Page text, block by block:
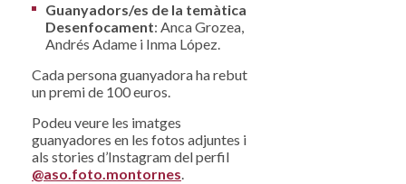
Guanyadors/es de la temàtica
Desenfocament: Anca Grozea,
Andrés Adame i Inma López.
Cada persona guanyadora ha rebut
un premi de 100 euros.
Podeu veure les imatges
guanyadores en les fotos adjuntes i
als stories d’Instagram del perfil
@aso.foto.montornes.